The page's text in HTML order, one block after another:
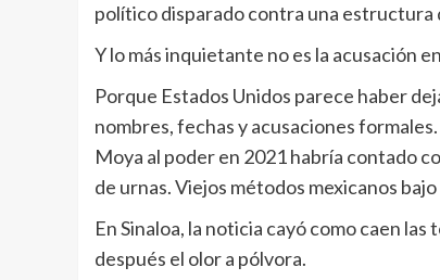
político disparado contra una
Y lo más inquietante no es la acusación
Porque Estados Unidos parece haber
nombres, fechas y acusaciones
Moya al poder en 2021 habría contado
de urnas. Viejos métodos mexicanos
En Sinaloa, la noticia cayó como caen
después el olor a pólvora.